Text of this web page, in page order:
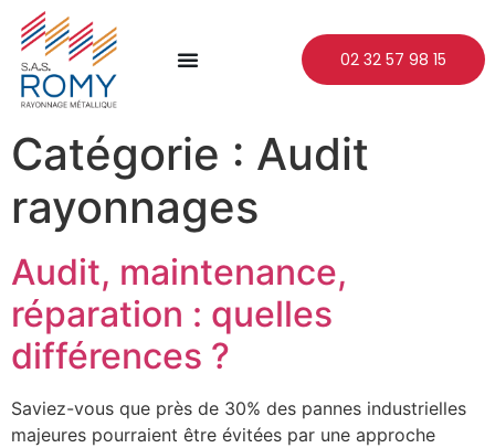
02 32 57 98 15
Catégorie : Audit
rayonnages
Audit, maintenance,
réparation : quelles
différences ?
Saviez-vous que près de 30% des pannes industrielles
majeures pourraient être évitées par une approche